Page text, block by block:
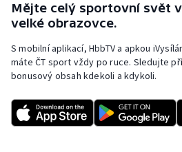
Plážový volejbal
Ragby
Rychlobruslení
Rychlostní kanoistika
Mějte celý sportovní svět
velké obrazovce.
S mobilní aplikací, HbbTV a apkou
máte ČT sport vždy po ruce. Sledujte
bonusový obsah kdekoli a kdykoli.